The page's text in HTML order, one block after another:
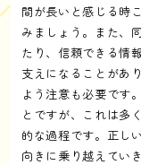
間が長いと感じる時
みましょう。また、
たり、信頼できる情
支えになることがあ
よう注意も必要です
とですが、これは多
的な過程です。正し
向きに乗り越えてい